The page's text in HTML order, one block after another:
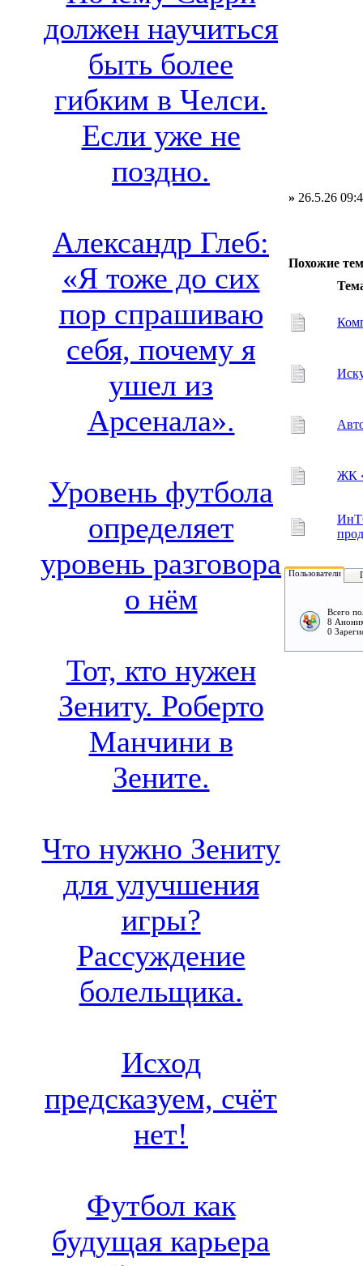
должен научиться
быть более
гибким в Челси.
Если уже не
поздно.
Александр Глеб:
«Я тоже до сих
пор спрашиваю
себя, почему я
ушел из
Арсенала».
Уровень футбола
определяет
уровень разговора
о нём
Тот, кто нужен
Зениту. Роберто
Манчини в
Зените.
Что нужно Зениту
для улучшения
игры?
Рассуждение
болельщика.
Исход
предсказуем, счёт
нет!
Футбол как
будущая карьера
» 26.5.26
Похожие
ЖК
Пользователи
Всего
8
0